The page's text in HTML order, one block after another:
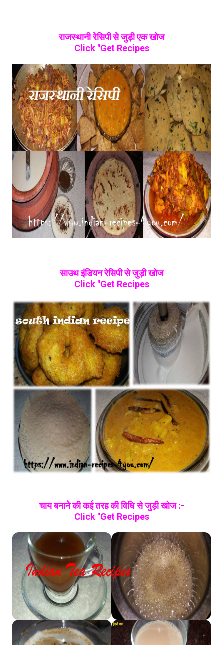
राजस्थानी रेसिपी से जुड़ी एक खोज
Click "Get Recipes
साउथ इंडियन रेसिपी से जुड़ी खोज
Click "Get Recipes
चाय बनाने की कई तरह की विधि से जुड़ी खोज :-
Click "Get Recipes